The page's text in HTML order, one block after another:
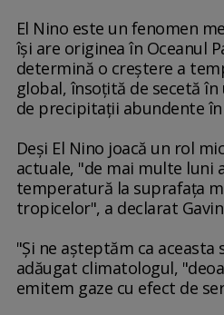
El Nino este un fenomen
îşi are originea în Oceanul
determină o creştere a
global, însoţită de secetă
de precipitaţii abundente
Deşi El Nino joacă un rol
actuale, "de mai multe luni
temperatură la suprafaţa
tropicelor", a declarat
"Şi ne aşteptăm ca aceasta
adăugat climatologul,
emitem gaze cu efect de